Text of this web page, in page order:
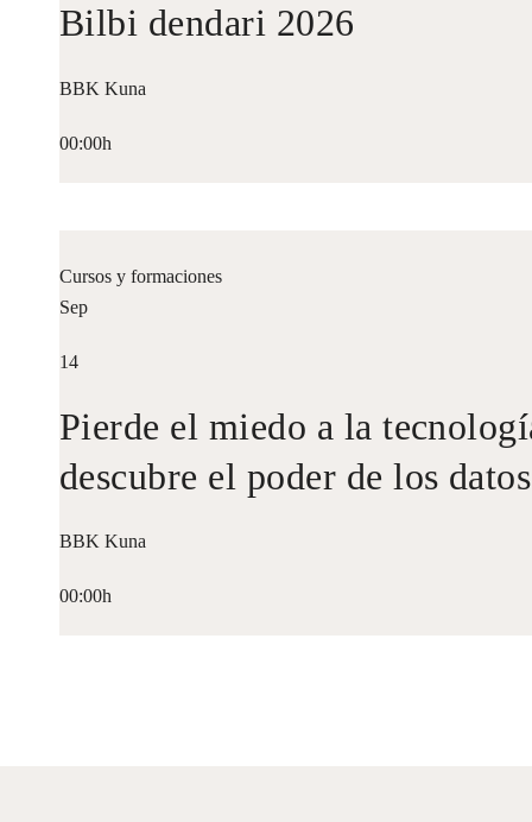
Bilbi dendari 2026
BBK Kuna
00:00h
Cursos y formaciones
Sep
14
Pierde el miedo a la
descubre el poder de los datos
BBK Kuna
00:00h